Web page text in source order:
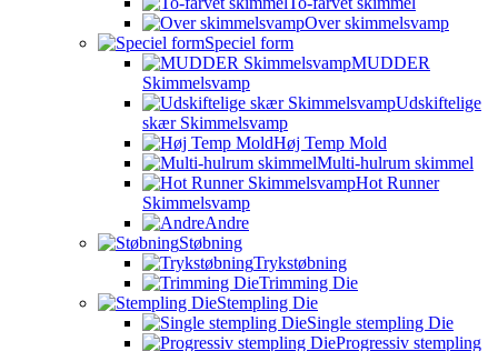
Over skimmelsvamp
Speciel form
MUDDER
Skimmelsvamp
Udskiftelige
skær Skimmelsvamp
Høj Temp Mold
Multi-hulrum skimmel
Hot Runner
Skimmelsvamp
Andre
Støbning
Trykstøbning
Trimming Die
Stempling Die
Single stempling Die
Progressiv stempling